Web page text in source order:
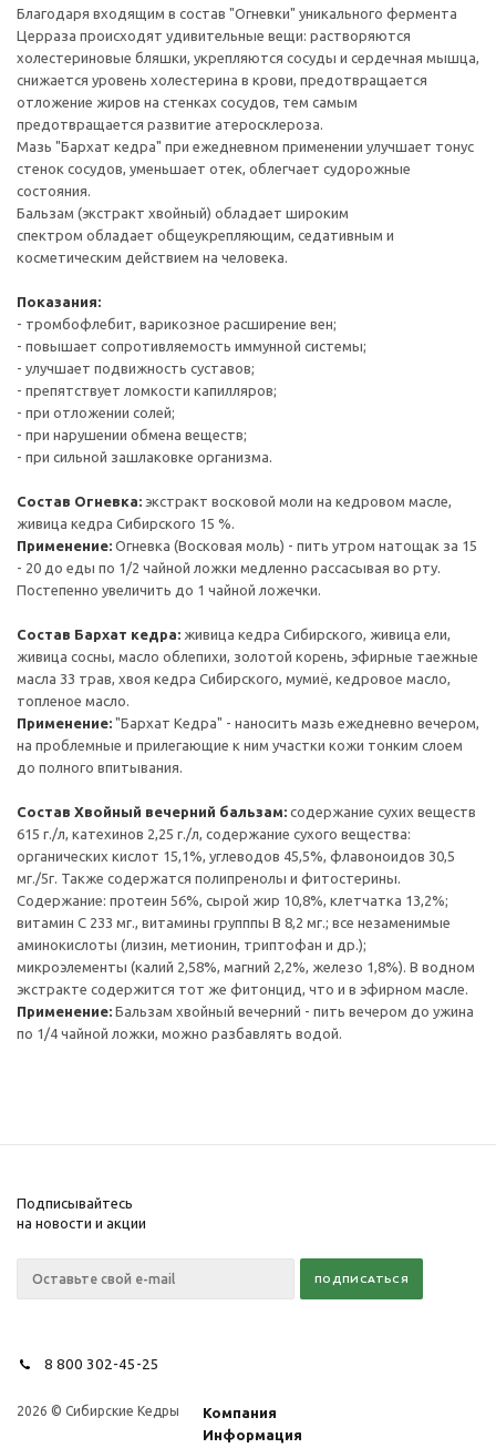
Благодаря входящим в состав "Огневки" уникального фермента
Церраза происходят удивительные вещи: растворяются
холестериновые бляшки, укрепляются сосуды и сердечная мышца,
снижается уровень холестерина в крови, предотвращается
отложение жиров на стенках сосудов, тем самым
предотвращается развитие атеросклероза.
Мазь "Бархат кедра" при ежедневном применении улучшает тонус
стенок сосудов, уменьшает отек, облегчает судорожные
состояния.
Бальзам (экстракт хвойный) обладает широким
спектром обладает общеукрепляющим, седативным и
косметическим действием на человека.
Показания:
- тромбофлебит, варикозное расширение вен;
- повышает сопротивляемость иммунной системы;
- улучшает подвижность суставов;
- препятствует ломкости капилляров;
- при отложении солей;
- при нарушении обмена веществ;
- при сильной зашлаковке организма.
Состав Огневка: экстракт восковой моли на кедровом масле,
живица кедра Сибирского 15 %.
Применение: Огневка (Восковая моль) - пить утром натощак за 15
- 20 до еды по 1/2 чайной ложки медленно рассасывая во рту.
Постепенно увеличить до 1 чайной ложечки.
Состав Бархат кедра: живица кедра Сибирского, живица ели,
живица сосны, масло облепихи, золотой корень, эфирные таежные
масла 33 трав, хвоя кедра Сибирского, мумиё, кедровое масло,
топленое масло.
Применение: "Бархат Кедра" - наносить мазь ежедневно вечером,
на проблемные и прилегающие к ним участки кожи тонким слоем
до полного впитывания.
Состав Хвойный вечерний бальзам: содержание сухих веществ
615 г./л, катехинов 2,25 г./л, содержание сухого вещества:
органических кислот 15,1%, углеводов 45,5%, флавоноидов 30,5
мг./5г. Также содержатся полипренолы и фитостерины.
Содержание: протеин 56%, сырой жир 10,8%, клетчатка 13,2%;
витамин С 233 мг., витамины групппы В 8,2 мг.; все незаменимые
аминокислоты (лизин, метионин, триптофан и др.);
микроэлементы (калий 2,58%, магний 2,2%, железо 1,8%). В водном
экстракте содержится тот же фитонцид, что и в эфирном масле.
Применение: Бальзам хвойный вечерний - пить вечером до ужина
по 1/4 чайной ложки, можно разбавлять водой.
Подписывайтесь
на новости и акции
8 800 302-45-25
2026 © Сибирские Кедры
Компания
Информация